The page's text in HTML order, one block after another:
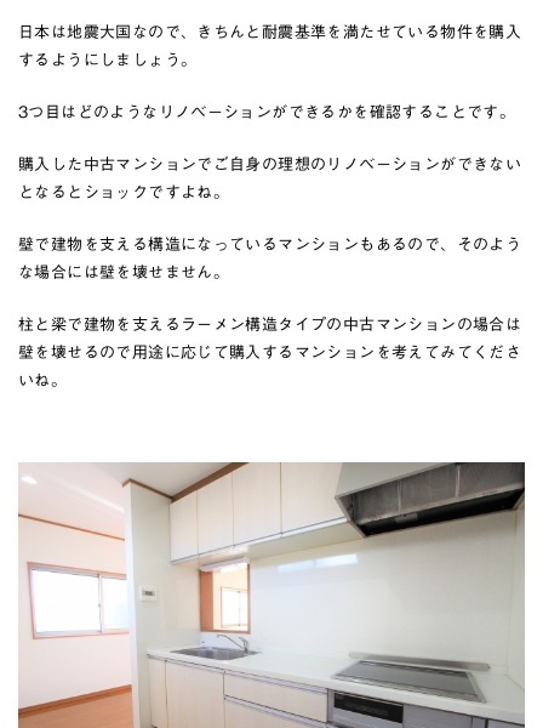
日本は地震大国なので、きちんと耐震基準を満たせている物件を購入
するようにしましょう。
3つ目はどのようなリノベーションができるかを確認することです。
購入した中古マンションでご自身の理想のリノベーションができない
となるとショックですよね。
壁で建物を支える構造になっているマンションもあるので、そのよう
な場合には壁を壊せません。
柱と梁で建物を支えるラーメン構造タイプの中古マンションの場合は
壁を壊せるので用途に応じて購入するマンションを考えてみてくださ
いね。